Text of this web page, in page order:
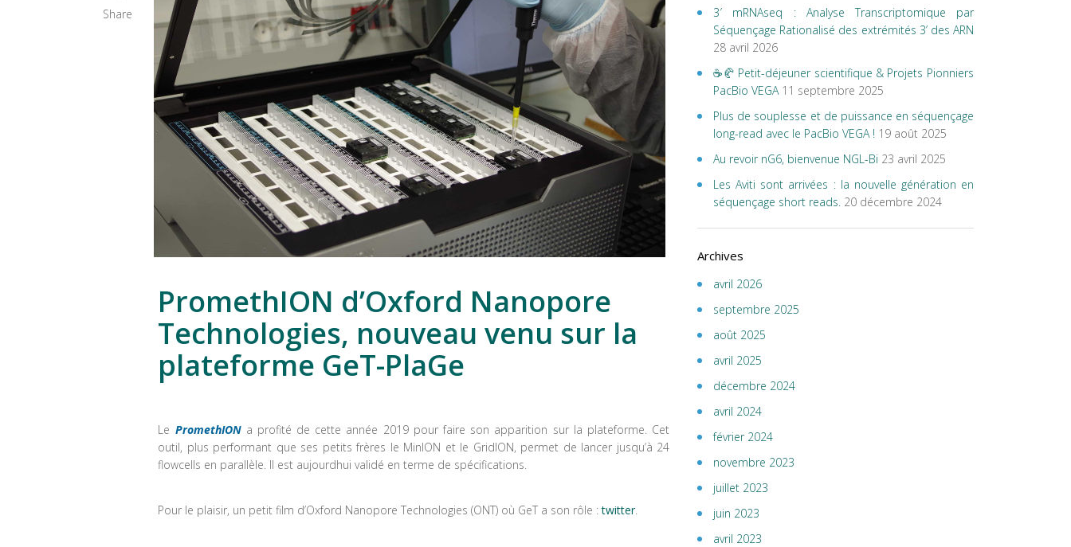
Share
PromethION d’Oxford Nanopore
Technologies, nouveau venu sur la
plateforme GeT-PlaGe
Le PromethIONa profité de cette année 2019 pour faire son apparition sur la plateforme. Cet
outil, plus performant que ses petits frères le MinION et le GridION, permet de lancer jusqu’à 24
flowcells en parallèle. Il est aujourdhui validé en terme de spécifications.
Pour le plaisir, un petit film d’Oxford Nanopore Technologies (ONT) où GeT a son rôle :twitter.
3′ mRNAseq : Analyse Transcriptomique par
Séquençage Rationalisé des extrémités 3’ des ARN
28 avril 2026
☕🥐 Petit-déjeuner scientifique & Projets Pionniers
PacBio VEGA 11 septembre 2025
Plus de souplesse et de puissance en séquençage
long-read avec le PacBio VEGA ! 19 août 2025
Au revoir nG6, bienvenue NGL-Bi 23 avril 2025
Les Aviti sont arrivées : la nouvelle génération en
séquençage short reads. 20 décembre 2024
Archives
avril 2026
septembre 2025
août 2025
avril 2025
décembre 2024
avril 2024
février 2024
novembre 2023
juillet 2023
juin 2023
avril 2023